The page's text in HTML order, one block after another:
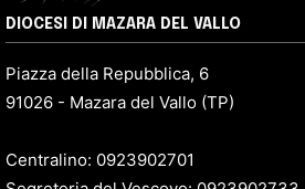
DIOCESI DI MAZARA DEL VALLO
Piazza della Repubblica, 6
91026 - Mazara del Vallo (TP)
Centralino: 0923902701